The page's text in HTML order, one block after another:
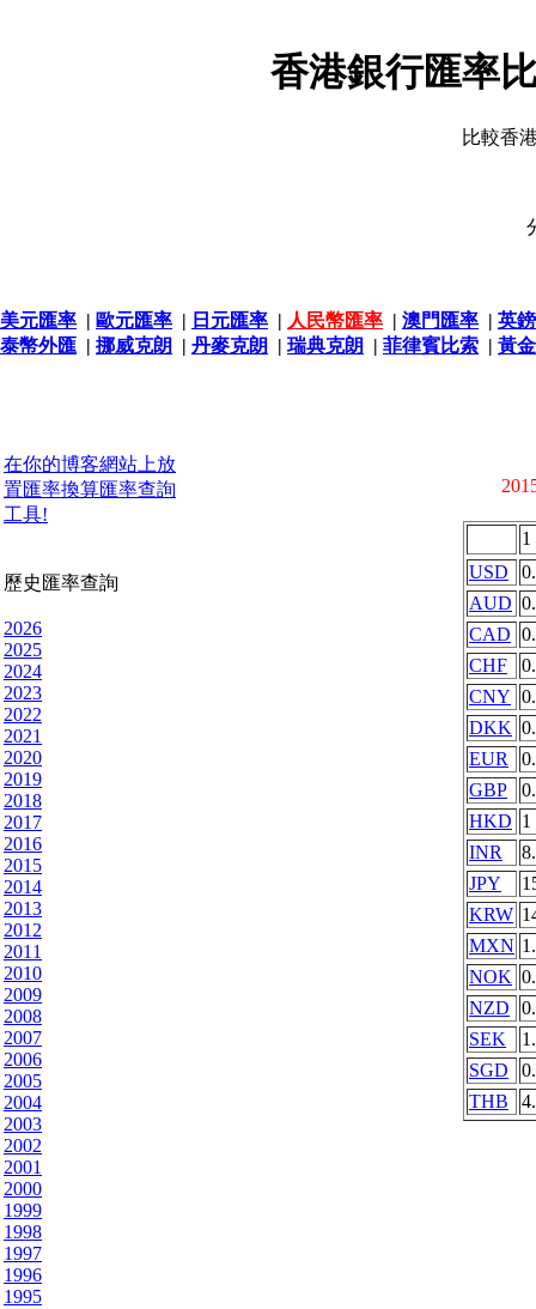
香港銀行匯率
比較香
美元匯率 | 歐元匯率 | 日元匯率 | 人民幣匯率 | 澳門匯率 | 英
泰幣外匯 | 挪威克朗 | 丹麥克朗 | 瑞典克朗 | 菲律賓比索 | 黃
在你的博客網站上放
置匯率換算匯率查詢
工具!
歷史匯率查詢
2026
2025
2024
2023
2022
2021
2020
2019
2018
2017
2016
2015
2014
2013
2012
2011
2010
2009
2008
2007
2006
2005
2004
2003
2002
2001
2000
1999
1998
1997
1996
1995
1
USD
AUD
CAD
CHF
CNY
DKK
EUR
GBP
HKD 1
INR
JPY
KRW
MXN
NOK
NZD
SEK
SGD
THB